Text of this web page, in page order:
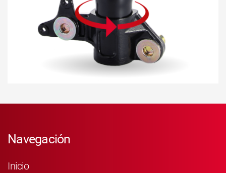
Navegación
Inicio